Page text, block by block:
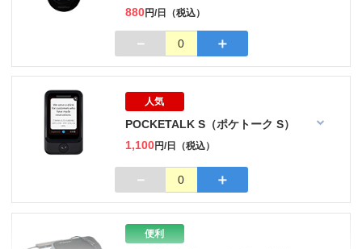
880円/日（税込）
－ 0 ＋
人気
POCKETALK S（ポケトーク S）
1,100円/日（税込）
－ 0 ＋
便利